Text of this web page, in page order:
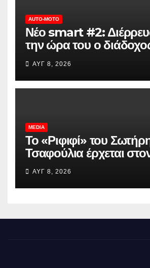
AUTO-MOTO
Νέο smart #2:
την ώρα του ο
fortwo
ΑΥΓ 8, 2026
MEDIA
Το «Ριφιφί» του
Τσαφούλια έρχεται
ΑΥΓ 8, 2026